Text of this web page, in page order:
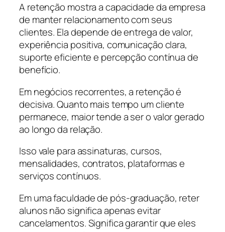
A retenção mostra a capacidade da empresa
de manter relacionamento com seus
clientes. Ela depende de entrega de valor,
experiência positiva, comunicação clara,
suporte eficiente e percepção contínua de
benefício.
Em negócios recorrentes, a retenção é
decisiva. Quanto mais tempo um cliente
permanece, maior tende a ser o valor gerado
ao longo da relação.
Isso vale para assinaturas, cursos,
mensalidades, contratos, plataformas e
serviços contínuos.
Em uma faculdade de pós-graduação, reter
alunos não significa apenas evitar
cancelamentos. Significa garantir que eles